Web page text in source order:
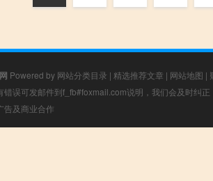
Powered by 网站分类目录 | 精选推荐文章 | 网站地图 |
误可发邮件到f_fb#foxmail.com说明，我们会及时纠正
告及商业合作